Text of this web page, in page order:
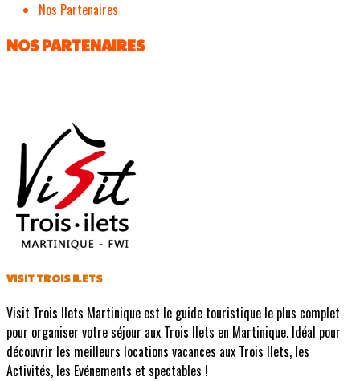
Nos Partenaires
NOS PARTENAIRES
VISIT TROIS ILETS
Visit Trois Ilets Martinique est le guide touristique le plus complet
pour organiser votre séjour aux Trois Ilets en Martinique. Idéal pour
découvrir les meilleurs locations vacances aux Trois Ilets, les
Activités, les Evénements et spectables !